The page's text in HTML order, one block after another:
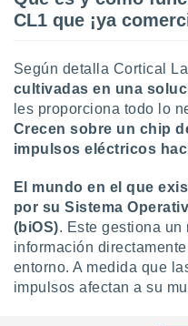
CL1 que ¡ya
Según detalla Cortical
cultivadas en una
les proporciona todo lo
Crecen sobre un chip
impulsos eléctricos
El mundo en el que
por su Sistema
(biOS). Este gestiona un
información
entorno. A medida que
impulsos afectan a su